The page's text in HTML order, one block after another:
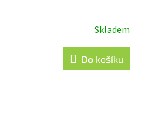
Skladem
Do košíku